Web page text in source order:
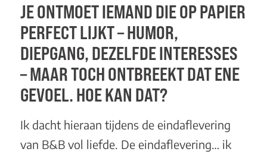
JE ONTMOET IEMAND DIE OP PAPIER
PERFECT LIJKT – HUMOR,
DIEPGANG, DEZELFDE INTERESSES
– MAAR TOCH ONTBREEKT DAT ENE
GEVOEL. HOE KAN DAT?
Ik dacht hieraan tijdens de eindaflevering
van B&B vol liefde. De eindaflevering… ik